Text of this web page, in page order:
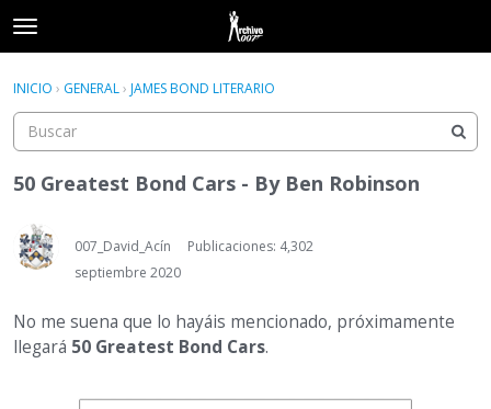
t
o
g
e
m
e
n
u
Acceder Registrarse
Actividad
Acceder Registrarse
INICIO › GENERAL› JAMES BOND LITERARIO
50 Greatest Bond Cars - By Ben Robinson
007_David_Acín
Publicaciones: 4,302
septiembre 2020
No me suena que lo hayáis mencionado, próximamente
llegará 50 Greatest Bond Cars.